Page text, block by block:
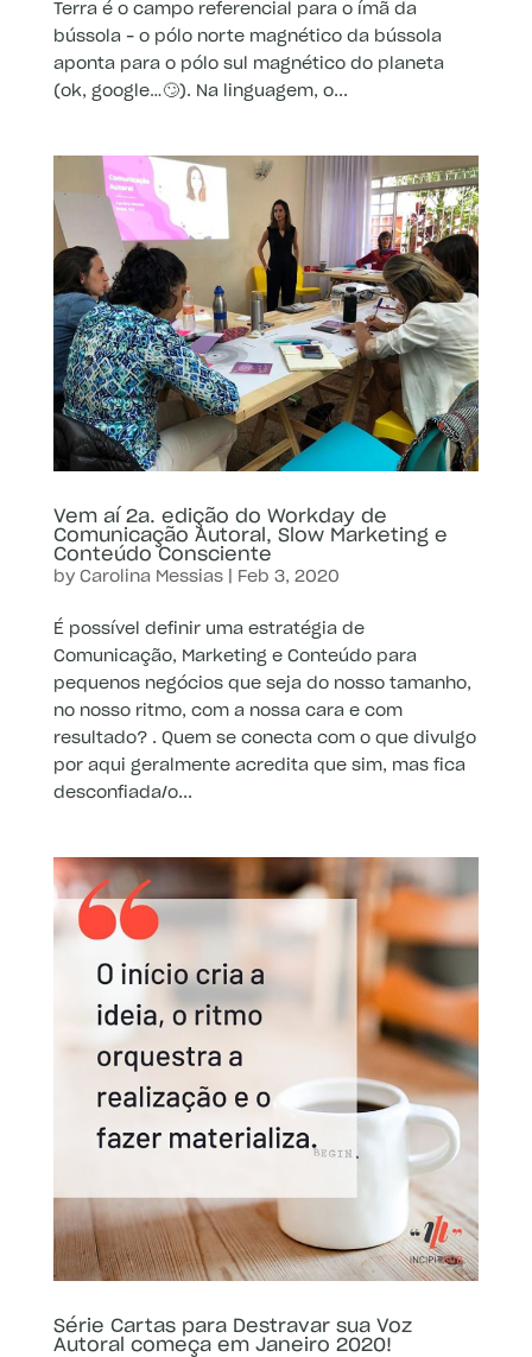
Terra é o campo referencial para o ímã da
bússola – o pólo norte magnético da bússola
aponta para o pólo sul magnético do planeta
(ok, google…🙄). Na linguagem, o...
Vem aí 2a. edição do Workday de
Comunicação Autoral, Slow Marketing e
Conteúdo Consciente
by Carolina Messias| Feb 3, 2020
É possível definir uma estratégia de
Comunicação, Marketing e Conteúdo para
pequenos negócios que seja do nosso tamanho,
no nosso ritmo, com a nossa cara e com
resultado? . Quem se conecta com o que divulgo
por aqui geralmente acredita que sim, mas fica
desconfiada/o...
Série Cartas para Destravar sua Voz
Autoral começa em Janeiro 2020!